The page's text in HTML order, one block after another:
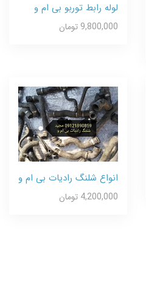
لوله رابط توربو بی ام و
9,800,000 تومان
انواع شلنگ رادیات بی ام و
4,200,000 تومان